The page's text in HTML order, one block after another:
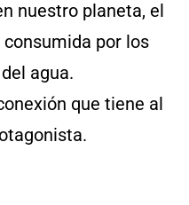
nuestro planeta, el
por los
agua.
que tiene al